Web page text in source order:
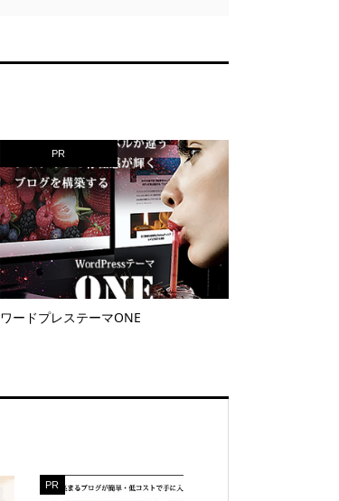
PR
ワードプレステーマONE
PR